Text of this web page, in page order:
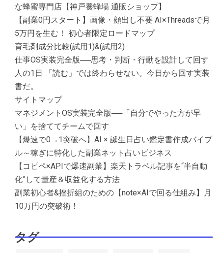
な蜂蜜専門店【神戸養蜂場 通販ショップ】
【副業0円スタート】画像・顔出し不要 AI×Threadsで月
5万円を生む！ 初心者限定ロードマップ
育毛剤成分比較(試用1)&(試用2)
仕事OS実装完全版──思考・判断・行動を設計して回す
人の1日 「読む」では終わらせない。今日から回す実装
書だ。
サイトマップ
マネジメントOS実装完全版──「自分でやった方が早
い」を捨ててチームで回す
【爆速で0→1突破へ】AI × 誕生日占い鑑定書作成バイブ
ル～稼ぎに特化した副業ネット占いビジネス
【コピペ×APIで爆速副業】楽天トラベル記事を“半自動
化”して量産＆収益化する方法
副業初心者&挫折組のための【note×AIで回る仕組み】月
10万円の突破術！
タグ